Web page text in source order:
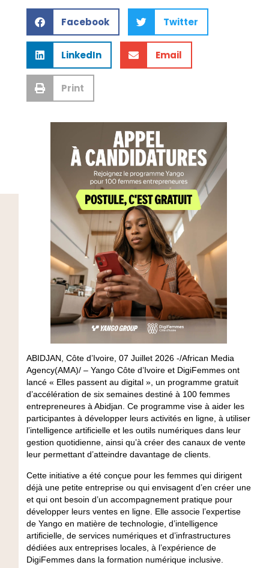
Facebook Twitter
LinkedIn Email
Print
ABIDJAN, Côte d’Ivoire, 07 Juillet 2026 -/African Media
Agency(AMA)/ – Yango Côte d’Ivoire et DigiFemmes ont
lancé « Elles passent au digital », un programme gratuit
d’accélération de six semaines destiné à 100 femmes
entrepreneures à Abidjan. Ce programme vise à aider les
participantes à développer leurs activités en ligne, à utiliser
l’intelligence artificielle et les outils numériques dans leur
gestion quotidienne, ainsi qu’à créer des canaux de vente
leur permettant d’atteindre davantage de clients.
Cette initiative a été conçue pour les femmes qui dirigent
déjà une petite entreprise ou qui envisagent d’en créer une
et qui ont besoin d’un accompagnement pratique pour
développer leurs ventes en ligne. Elle associe l’expertise
de Yango en matière de technologie, d’intelligence
artificielle, de services numériques et d’infrastructures
dédiées aux entreprises locales, à l’expérience de
DigiFemmes dans la formation numérique inclusive.